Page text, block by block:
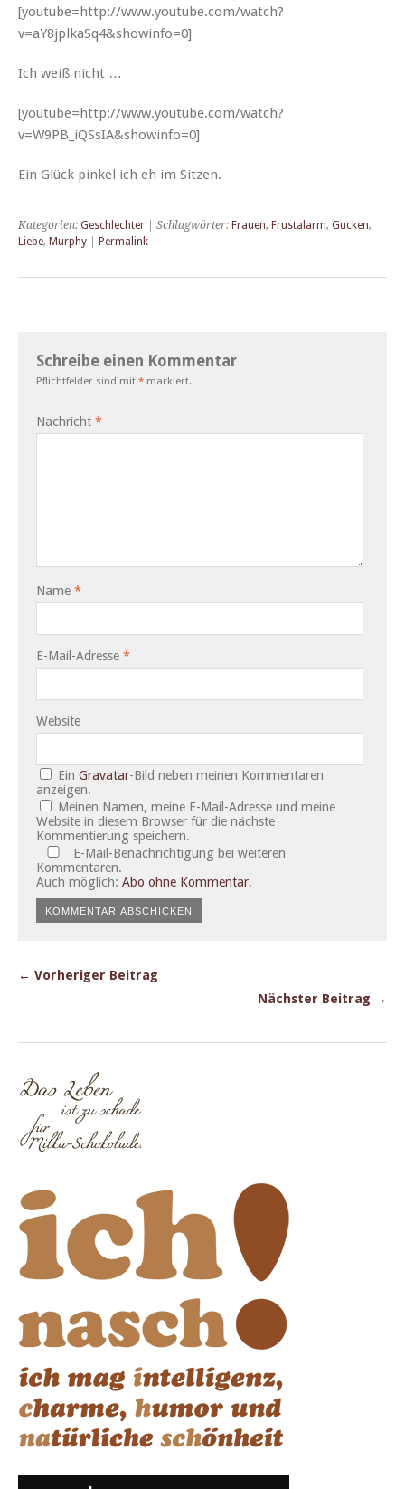
[youtube=http://www.youtube.com/watch?
v=aY8jplkaSq4&showinfo=0]
Ich weiß nicht …
[youtube=http://www.youtube.com/watch?
v=W9PB_iQSsIA&showinfo=0]
Ein Glück pinkel ich eh im Sitzen.
Kategorien: Geschlechter | Schlagwörter: Frauen, Frustalarm, Gucken,
Liebe, Murphy Permalink
Schreibe einen Kommentar
Pflichtfelder sind mit * markiert.
Nachricht *
Name *
E-Mail-Adresse *
Website
EinGravatar-Bild neben meinen Kommentaren
anzeigen.
Meinen Namen, meine E-Mail-Adresse und meine
Website in diesem Browser für die nächste
Kommentierung speichern.
E-Mail-Benachrichtigung bei weiteren
Kommentaren.
Auch möglich: Abo ohne Kommentar.
← Vorheriger Beitrag
Nächster Beitrag →